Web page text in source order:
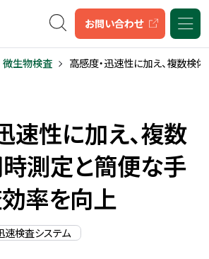
キーワード検索
お問い合わせ
微生物検査 高感度・迅速性に加え、複数検
速性に加え、複数
測定と簡便な手
率を向上
速検査システム